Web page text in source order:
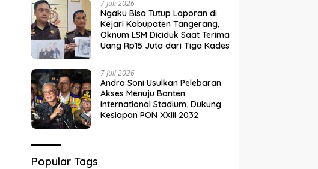
7 Juli 2026
Ngaku Bisa Tutup Laporan di
Kejari Kabupaten Tangerang,
Oknum LSM Diciduk Saat Terima
Uang Rp15 Juta dari Tiga Kades
7 Juli 2026
Andra Soni Usulkan Pelebaran
Akses Menuju Banten
International Stadium, Dukung
Kesiapan PON XXIII 2032
Popular Tags